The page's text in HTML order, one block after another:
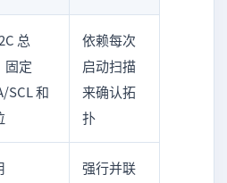
总
固定
SCL 和
依赖每次
启动扫描
来确认拓
扑
强行并联